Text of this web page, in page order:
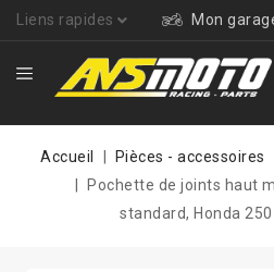
Liens rapides Mon
Accueil Pièces - accessoires
Pochette de joints haut
standard, Honda 250